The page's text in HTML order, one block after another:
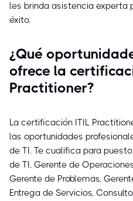
les brinda asistencia experta
éxito.
¿Qué
ofrece la
Practitioner?
La certificación ITIL
las oportunidades
de TI. Te cualifica para
de TI, Gerente de
Gerente de Problemas,
Entrega de Servicios,